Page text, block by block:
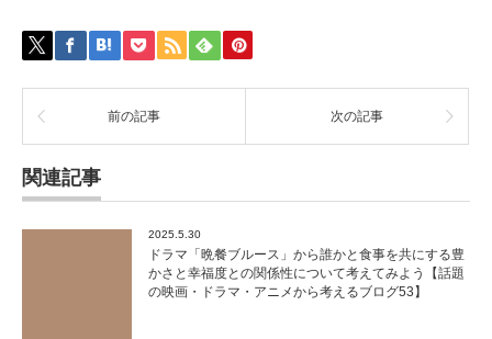
前の記事 次の記事
関連記事
2025.5.30
ドラマ「晩餐ブルース」から誰かと食事を共にする豊
かさと幸福度との関係性について考えてみよう【話題
の映画・ドラマ・アニメから考えるブログ53】